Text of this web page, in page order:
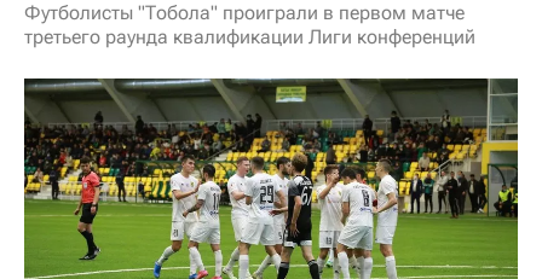
Футболисты "Тобола" проиграли в первом матче
третьего раунда квалификации Лиги конференций